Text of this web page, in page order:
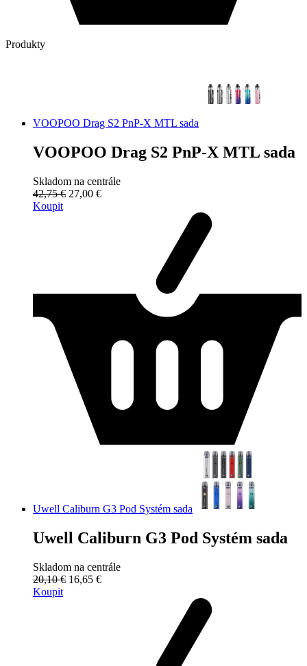
Produkty
VOOPOO Drag S2 PnP-X MTL sada
VOOPOO Drag S2 PnP-X MTL sada
Skladom na centrále
42,75 € 27,00 €
Koupit
Uwell Caliburn G3 Pod Systém sada
Uwell Caliburn G3 Pod Systém sada
Skladom na centrále
20,10 € 16,65 €
Koupit